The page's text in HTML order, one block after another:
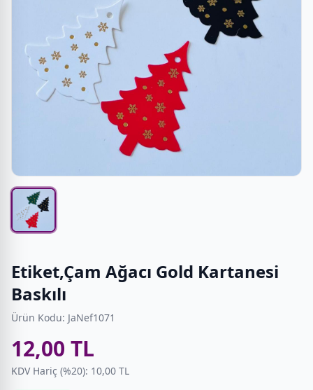
Etiket,Çam Ağacı Gold Kartanesi
Baskılı
Ürün Kodu: JaNef1071
12,00 TL
KDV Hariç (%20): 10,00 TL